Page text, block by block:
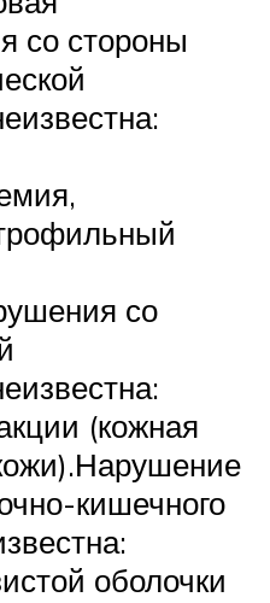
со стороны
со
(кожная
кишечного
оболочки